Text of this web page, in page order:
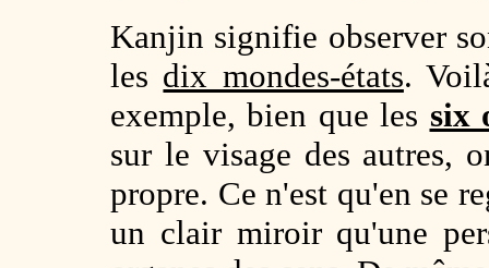
Kanjin signifie observer
les dix mondes-états.
exemple, bien que les six
sur le visage des autres,
propre. Ce n'est qu'en se
un clair miroir qu'une